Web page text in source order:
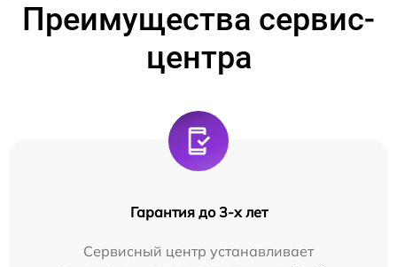
Преимущества сервис-
центра
Гарантия до 3-х лет
Сервисный центр устанавливает